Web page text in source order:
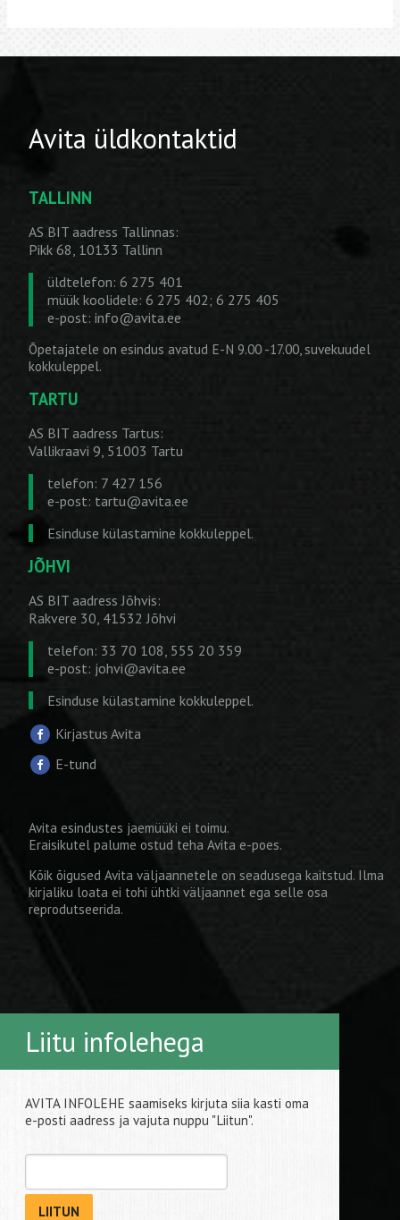
Avita üldkontaktid
TALLINN
AS BIT aadress Tallinnas:
Pikk 68, 10133 Tallinn
üldtelefon: 6 275 401
müük koolidele: 6 275 402; 6 275 405
e-post: info@avita.ee
Õpetajatele on esindus avatud E-N 9.00 -17.00, suvekuudel
kokkuleppel.
TARTU
AS BIT aadress Tartus:
Vallikraavi 9, 51003 Tartu
telefon: 7 427 156
e-post: tartu@avita.ee
Esinduse külastamine kokkuleppel.
JÕHVI
AS BIT aadress Jõhvis:
Rakvere 30, 41532 Jõhvi
telefon: 33 70 108, 555 20 359
e-post: johvi@avita.ee
Esinduse külastamine kokkuleppel.
Kirjastus Avita
E-tund
Avita esindustes jaemüüki ei toimu.
Eraisikutel palume ostud teha Avita e-poes.
Kõik õigused Avita väljaannetele on seadusega kaitstud. Ilma
kirjaliku loata ei tohi ühtki väljaannet ega selle osa
reprodutseerida.
Liitu infolehega
AVITA INFOLEHE saamiseks kirjuta siia kasti oma
e-posti aadress ja vajuta nuppu "Liitun".
LIITUN